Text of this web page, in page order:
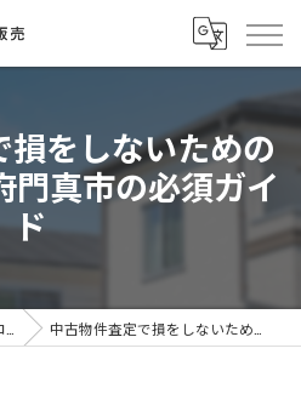
をしないための
門真市の必須ガイ
ド
中古物件査定で損をしないためのステップ 大阪府門真市の必須ガイド